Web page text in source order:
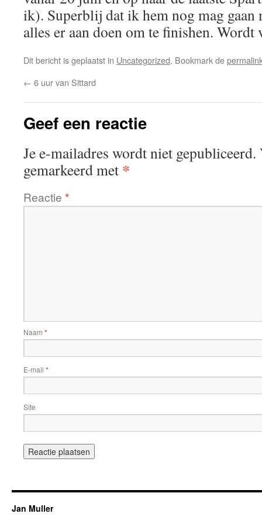
ik). Superblij dat ik hem nog mag gaan
alles er aan doen om te finishen. Wordt
Dit bericht is geplaatst in Uncategorized. Bookmark de
← 6 uur van Sittard
Geef een reactie
Je e-mailadres wordt niet gepubliceerd.
gemarkeerd met *
Reactie *
Naam *
E-mail *
Site
Jan Muller